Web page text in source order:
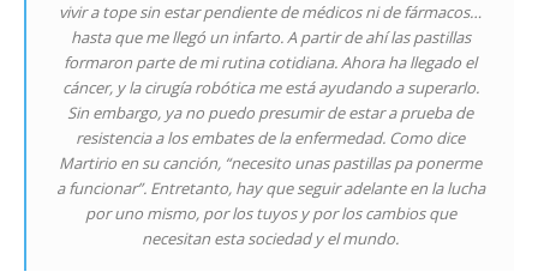
vivir a tope sin estar pendiente de médicos ni de fármacos…
hasta que me llegó un infarto. A partir de ahí las pastillas
formaron parte de mi rutina cotidiana. Ahora ha llegado el
cáncer, y la cirugía robótica me está ayudando a superarlo.
Sin embargo, ya no puedo presumir de estar a prueba de
resistencia a los embates de la enfermedad. Como dice
Martirio en su canción, “necesito unas pastillaspaponerme
a funcionar”. Entretanto, hay que seguir adelante en la lucha
por uno mismo, por los tuyos y por los cambios que
necesitan esta sociedad y el mundo.